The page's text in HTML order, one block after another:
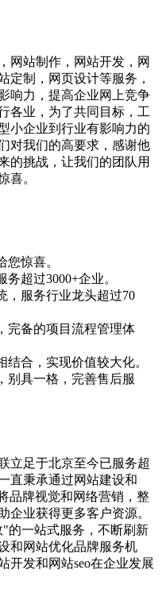
网站制作，网站开发，网
定制，网页设计等服务，
响力，提高企业网上竞争
各业，为了共同目标，工
小企业到行业有影响力的
对我们的高要求，感谢他
的挑战，让我们的团队用
喜。
惊喜。
超过3000+企业。
，服务行业龙头超过70
完备的项目流程管理体
结合，实现价值较大化。
别具一格，完善售后服
立足于北京至今已服务超
直秉承通过网站建设和
品牌视觉和网络营销，整
企业获得更多客户资源。
的一站式服务，不断刷新
和网站优化品牌服务机
开发和网站seo在企业发展